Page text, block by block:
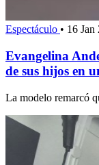
Espectáculo • 16 Jan
Evangelina
de sus hijos en
La modelo remarcó